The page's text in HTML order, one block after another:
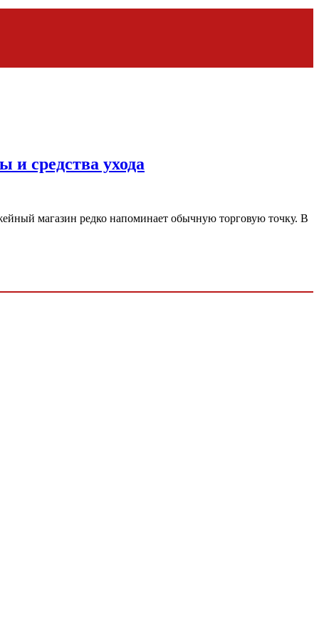
и средства ухода
магазин редко напоминает обычную торговую точку. В